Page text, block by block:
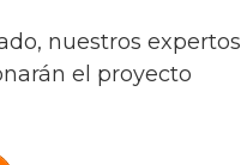
nuestros expertos
el proyecto